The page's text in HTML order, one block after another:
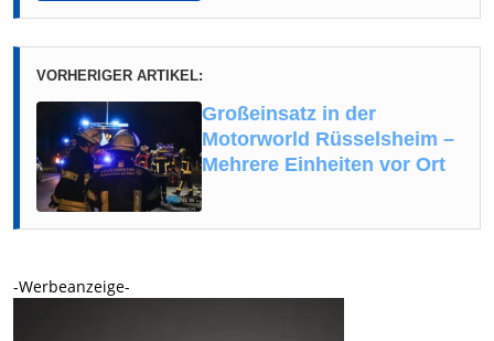
VORHERIGER ARTIKEL:
Großeinsatz in der
Motorworld Rüsselsheim –
Mehrere Einheiten vor Ort
-Werbeanzeige-